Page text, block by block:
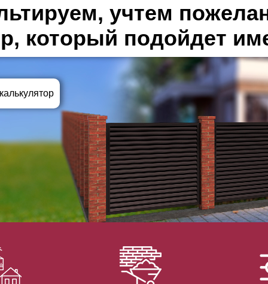
Металлические заборы для дачи
Забор жалюзи с кирпичными столбами
Металлические заборы
Металлические ограждения
ВЫБОР ПО ХАРАКТЕРИСТИКАМ
Горизонтальные заборы
Высокие заборы
Красивые, дизайнерские заборы
ВЫБОР ПО СПОСОБУ МОНТАЖА
Заборы под ключ
Готовые заборы
Быстровозводимые заборы
учтем
который подойдет